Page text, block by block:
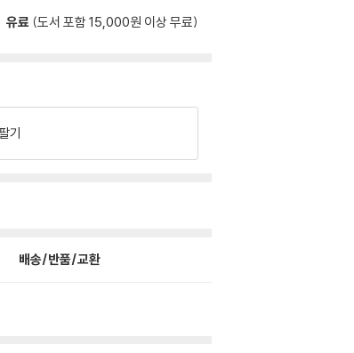
유료 (도서 포함 15,000원 이상 무료)
기
배송/반품/교환